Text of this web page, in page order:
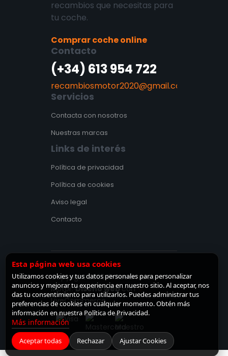
recambios que necesitas para
tu coche.
Comprar coche online
Contacto
(+34) 613 954 722
recambiosmotor2020@gmail.com
Servicios
Contacta con nosotros
Nuestras marcas
Links de interés
Política de privacidad
Política de cookies
Aviso legal
Contacto
Copyright 2025 © Recambios
Motor.Diseño webcon♡
LiveCommerce.
Esta página web usa cookies
Utilizamos cookies y tus datos personales para personalizar
anuncios y mejorar tu experiencia en nuestro sitio. Al aceptar, nos
das tu consentimiento para utilizarlos. Puedes administrar tus
preferencias de cookies en cualquier momento. Obtén más
información en nuestra Política de Privacidad.
Más información
Aceptar todas Rechazar Ajustar Cookies